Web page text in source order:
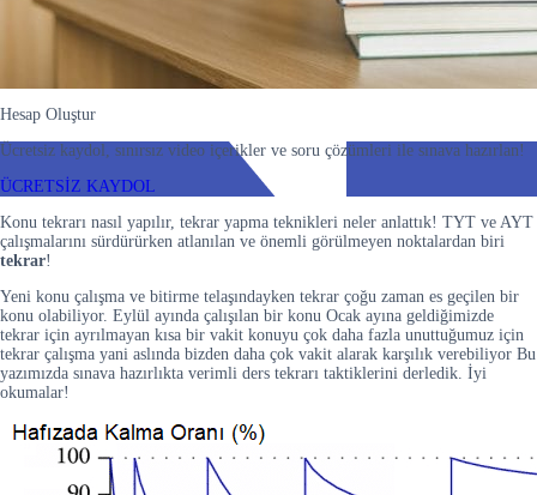
Hesap Oluştur
Ücretsiz kaydol, sınırsız video içerikler ve soru çözümleri ile sınava hazırlan!
ÜCRETSİZ KAYDOL
Konu tekrarı nasıl yapılır, tekrar yapma teknikleri neler anlattık! TYT ve AYT
çalışmalarını sürdürürken atlanılan ve önemli görülmeyen noktalardan biri
tekrar!
Yeni konu çalışma ve bitirme telaşındayken tekrar çoğu zaman es geçilen bir
konu olabiliyor. Eylül ayında çalışılan bir konu Ocak ayına geldiğimizde
tekrar için ayrılmayan kısa bir vakit konuyu çok daha fazla unuttuğumuz için
tekrar çalışma yani aslında bizden daha çok vakit alarak karşılık verebiliyor Bu
yazımızda sınava hazırlıkta verimli ders tekrarı taktiklerini derledik. İyi
okumalar!